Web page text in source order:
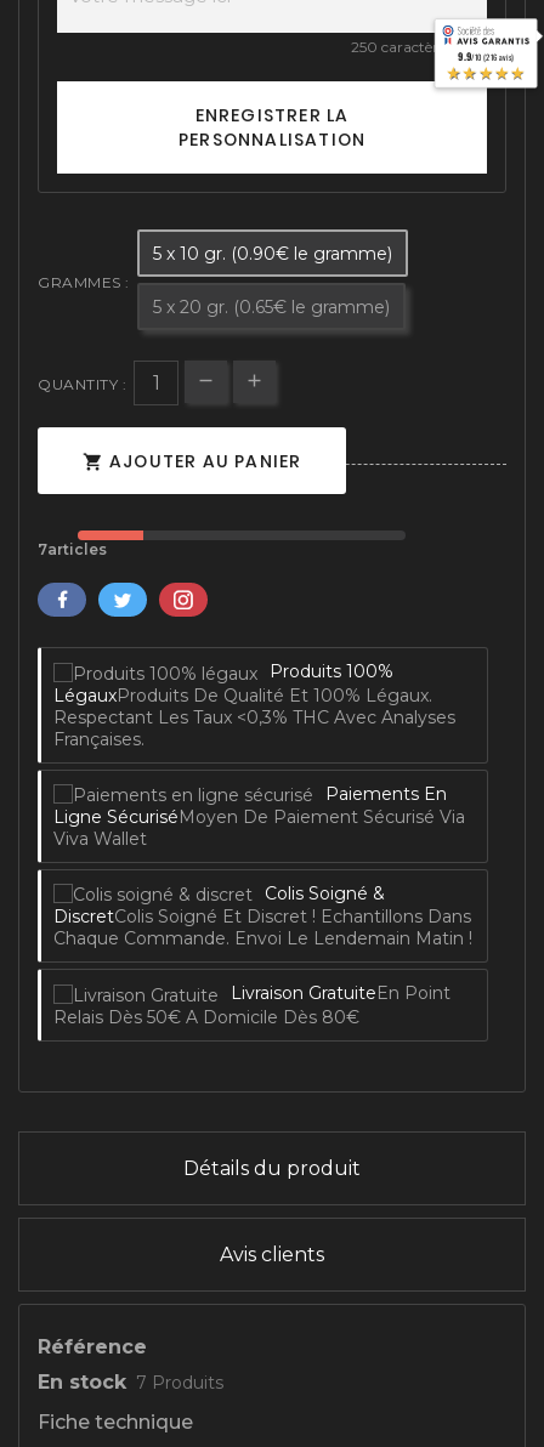
250 caractères max
ENREGISTRER LA
PERSONNALISATION
GRAMMES :
5 x 10 gr. (0.90€ le gramme)
5 x 20 gr. (0.65€ le gramme)
QUANTITY :
 AJOUTER AU PANIER
7articles
Produits 100%
LégauxProduits De Qualité Et 100% Légaux.
Respectant Les Taux <0,3% THC Avec Analyses
Françaises.
Paiements En
Ligne SécuriséMoyen De Paiement Sécurisé Via
Viva Wallet
Colis Soigné &
DiscretColis Soigné Et Discret ! Echantillons Dans
Chaque Commande. Envoi Le Lendemain Matin !
Livraison Gratuite En Point
Relais Dès 50€ A Domicile Dès 80€
Détails du produit
Avis clients
Référence
En stock 7 Produits
Fiche technique
9.9/10 (216 avis)
★★★★★